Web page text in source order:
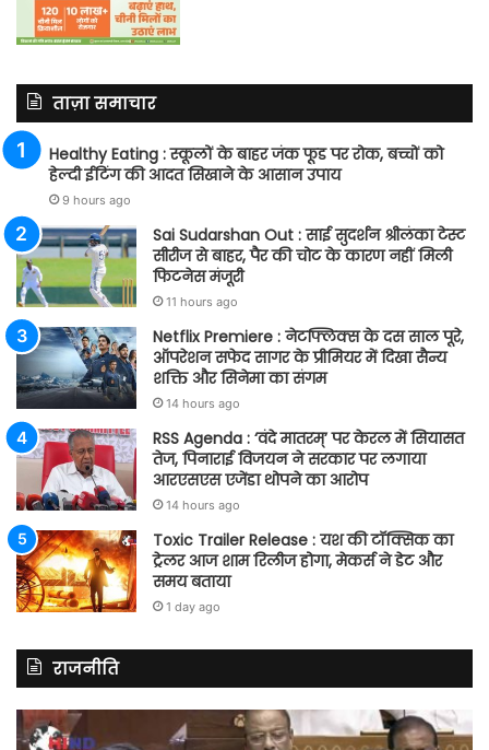
ताज़ा समाचार
Healthy Eating : स्कूलों के बाहर जंक फूड पर रोक, बच्चों को
हेल्दी ईटिंग की आदत सिखाने के आसान उपाय
9 hours ago
Sai Sudarshan Out : साई सुदर्शन श्रीलंका टेस्ट
सीरीज से बाहर, पैर की चोट के कारण नहीं मिली
फिटनेस मंजूरी
11 hours ago
Netflix Premiere : नेटफ्लिक्स के दस साल पूरे,
ऑपरेशन सफेद सागर के प्रीमियर में दिखा सैन्य
शक्ति और सिनेमा का संगम
14 hours ago
RSS Agenda : ‘वंदे मातरम्’ पर केरल में सियासत
तेज, पिनाराई विजयन ने सरकार पर लगाया
आरएसएस एजेंडा थोपने का आरोप
14 hours ago
Toxic Trailer Release : यश की टॉक्सिक का
ट्रेलर आज शाम रिलीज होगा, मेकर्स ने डेट और
समय बताया
1 day ago
राजनीति